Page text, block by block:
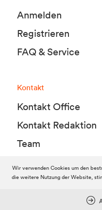
Anmelden
Registrieren
FAQ & Service
Kontakt
Kontakt Office
Kontakt Redaktion
Team
© 2010-2026 Dolomitenstadt.at
Wir verwenden Cookies um den
die weitere Nutzung der Website,